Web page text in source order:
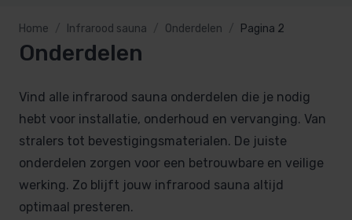
Home Infrarood sauna Onderdelen Pagina 2
Onderdelen
Vind alle infrarood sauna onderdelen die je nodig
hebt voor installatie, onderhoud en vervanging. Van
stralers tot bevestigingsmaterialen. De juiste
onderdelen zorgen voor een betrouwbare en veilige
werking. Zo blijft jouw infrarood sauna altijd
optimaal presteren.